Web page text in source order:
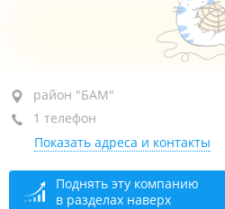
район "БАМ", ул. Карбышева, 9А
+7 (423) 234-26-70
закрыто, откроется через 54
район "БАМ"
1 телефон
Показать адреса и контакты
Поднять эту компанию
в разделах наверх